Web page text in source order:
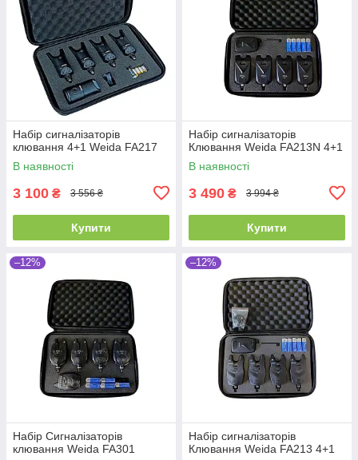
Набір сигналізаторів
клювання 4+1 Weida FA217
В наявності
3 100 ₴ 3 556 ₴
Купити
Набір сигналізаторів
Клювання Weida FA213N 4+1
В наявності
3 490 ₴ 3 994 ₴
Купити
–12%
Набір Сигналізаторів
клювання Weida FA301
–12%
Набір сигналізаторів
Клювання Weida FA213 4+1